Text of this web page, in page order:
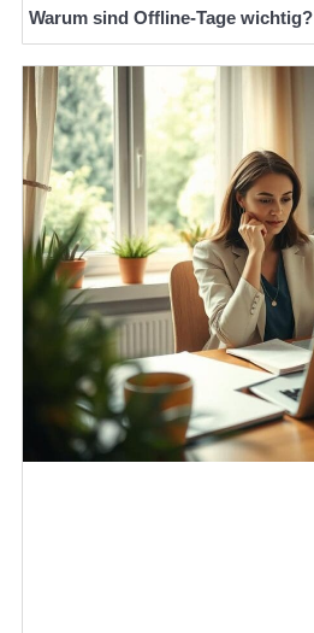
Warum sind Offline-Tage wichtig?